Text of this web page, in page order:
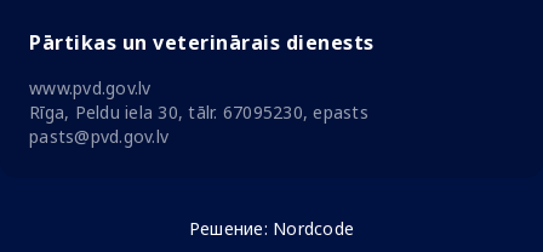
Pārtikas un veterinārais dienests
www.pvd.gov.lv
Rīga, Peldu iela 30, tālr. 67095230, epasts
pasts@pvd.gov.lv
Решение: Nordcode